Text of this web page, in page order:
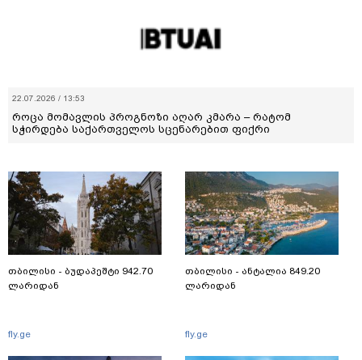
22.07.2026 / 13:53
როცა მომავლის პროგნოზი აღარ კმარა – რატომ
სჭირდება საქართველოს სცენარებით ფიქრი
თბილისი - ბუდაპეშტი 942.70
ლარიდან
fly.ge
თბილისი - ანტალია 849.20
ლარიდან
fly.ge